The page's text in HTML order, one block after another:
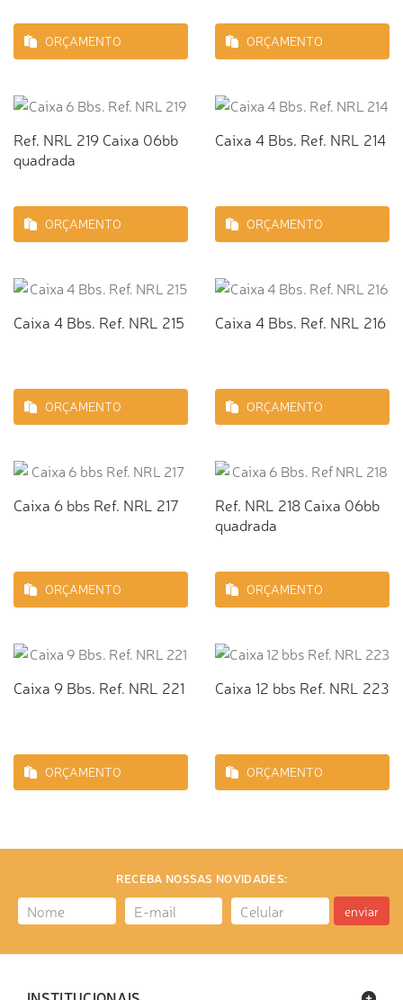
ORÇAMENTO ORÇAMENTO
Ref. NRL 219 Caixa 06bb
quadrada
ORÇAMENTO
Caixa 4 Bbs. Ref. NRL 214
ORÇAMENTO
Caixa 4 Bbs. Ref. NRL 215
ORÇAMENTO
Caixa 4 Bbs. Ref. NRL 216
ORÇAMENTO
Caixa 6 bbs Ref. NRL 217
ORÇAMENTO
Ref. NRL 218 Caixa 06bb
quadrada
ORÇAMENTO
Caixa 9 Bbs. Ref. NRL 221
ORÇAMENTO
Caixa 12 bbs Ref. NRL 223
ORÇAMENTO
RECEBA NOSSAS NOVIDADES:
enviar